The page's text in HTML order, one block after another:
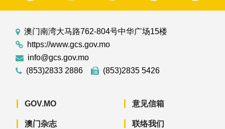
澳门南湾大马路762-804号中华广场15楼
https://www.gcs.gov.mo
info@gcs.gov.mo
(853)2833 2886
(853)2835 5426
GOV.MO
澳门杂志
意见信箱
联络我们